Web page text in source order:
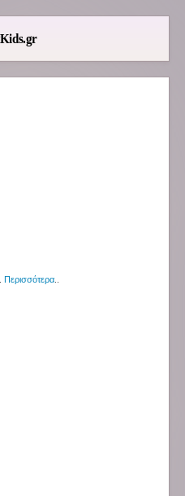
Περισσότερα